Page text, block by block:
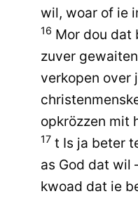
wil, woar of ie
16 Mor dou dat
zuver
verkopen over
opkrözzen mit
17 t Is ja beter
as God dat wil
kwoad dat ie